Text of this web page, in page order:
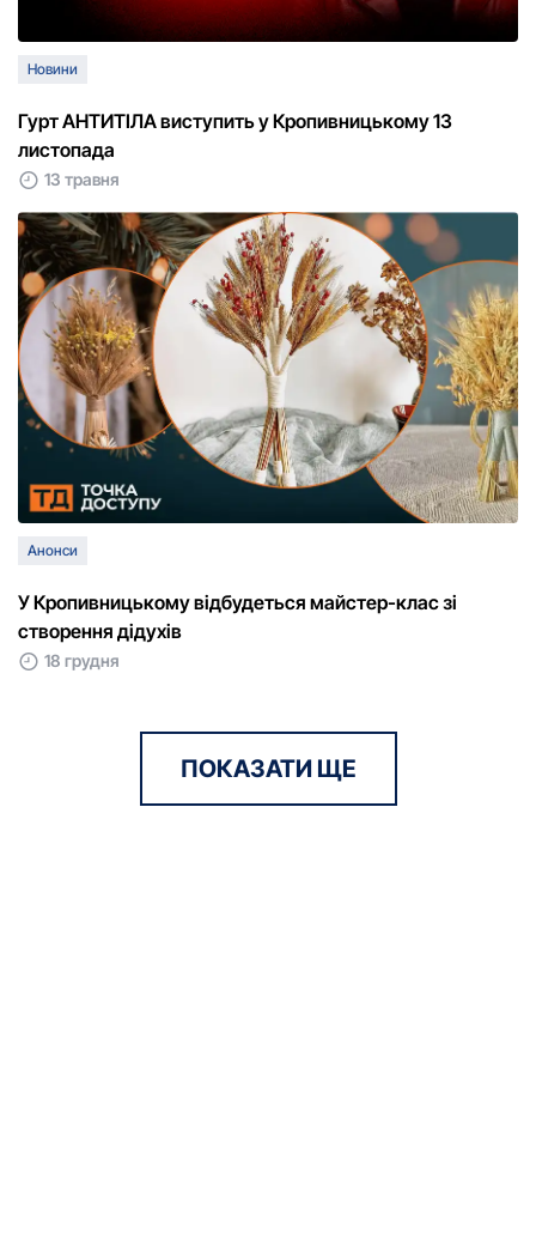
Новини
Гурт АНТИТІЛА виступить у Кропивницькому 13
листопада
13 травня
Анонси
У Кропивницькому відбудеться майстер-клас зі
створення дідухів
18 грудня
ПОКАЗАТИ ЩЕ